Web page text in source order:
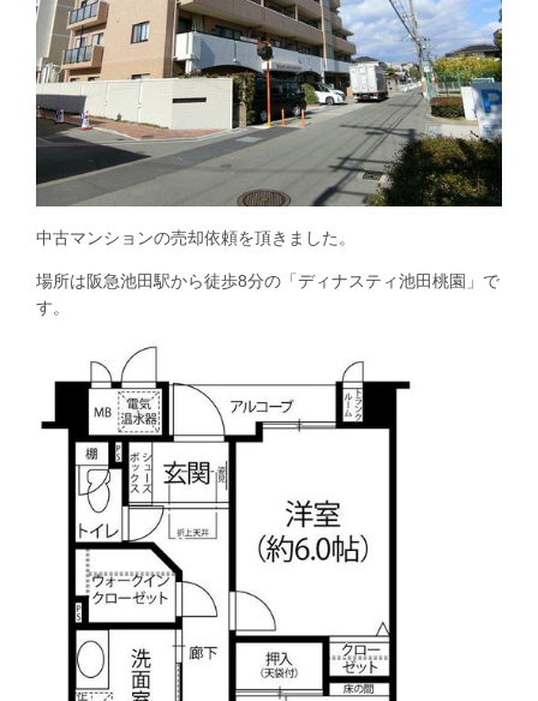
中古マンションの売却依頼を頂きました。
場所は阪急池田駅から徒歩8分の「ディナスティ池田桃園」で
す。